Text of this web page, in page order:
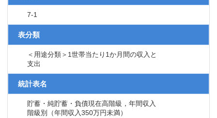
7-1
表分類
＜用途分類＞1世帯当たり1か月間の収入と
支出
統計表名
貯蓄・純貯蓄・負債現在高階級，年間収入
階級別（年間収入350万円未満）